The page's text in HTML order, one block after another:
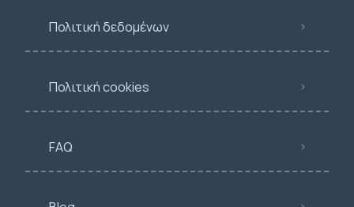
Πολιτική δεδομένων
Πολιτική cookies
FAQ